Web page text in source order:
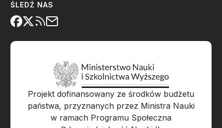
ŚLEDŹ NAS
Projekt dofinansowany ze środków budżetu
państwa, przyznanych przez Ministra Nauki
w ramach Programu Społeczna